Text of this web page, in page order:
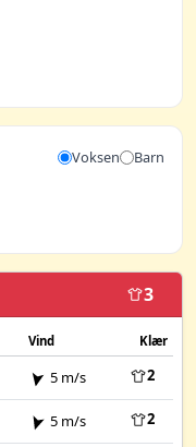
Voksen Barn
3
Vind Klær
5 m/s 2
5 m/s 2